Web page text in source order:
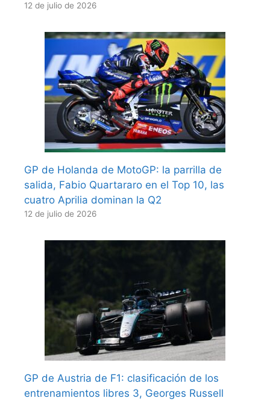
12 de julio de 2026
GP de Holanda de MotoGP: la parrilla de
salida, Fabio Quartararo en el Top 10, las
cuatro Aprilia dominan la Q2
12 de julio de 2026
GP de Austria de F1: clasificación de los
entrenamientos libres 3, Georges Russell